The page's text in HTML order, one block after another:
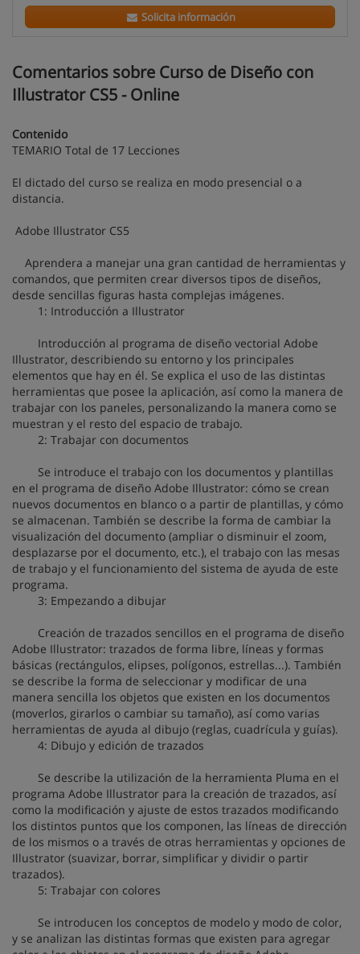
Solicita información
Comentarios sobre Curso de Diseño con
Illustrator CS5 - Online
Contenido
TEMARIO Total de 17 Lecciones
El dictado del curso se realiza en modo presencial o a
distancia.
Adobe Illustrator CS5
Aprendera a manejar una gran cantidad de herramientas y
comandos, que permiten crear diversos tipos de diseños,
desde sencillas figuras hasta complejas imágenes.
1: Introducción a Illustrator
Introducción al programa de diseño vectorial Adobe
Illustrator, describiendo su entorno y los principales
elementos que hay en él. Se explica el uso de las distintas
herramientas que posee la aplicación, así como la manera de
trabajar con los paneles, personalizando la manera como se
muestran y el resto del espacio de trabajo.
2: Trabajar con documentos
Se introduce el trabajo con los documentos y plantillas
en el programa de diseño Adobe Illustrator: cómo se crean
nuevos documentos en blanco o a partir de plantillas, y cómo
se almacenan. También se describe la forma de cambiar la
visualización del documento (ampliar o disminuir el zoom,
desplazarse por el documento, etc.), el trabajo con las mesas
de trabajo y el funcionamiento del sistema de ayuda de este
programa.
3: Empezando a dibujar
Creación de trazados sencillos en el programa de diseño
Adobe Illustrator: trazados de forma libre, líneas y formas
básicas (rectángulos, elipses, polígonos, estrellas...). También
se describe la forma de seleccionar y modificar de una
manera sencilla los objetos que existen en los documentos
(moverlos, girarlos o cambiar su tamaño), así como varias
herramientas de ayuda al dibujo (reglas, cuadrícula y guías).
4: Dibujo y edición de trazados
Se describe la utilización de la herramienta Pluma en el
programa Adobe Illustrator para la creación de trazados, así
como la modificación y ajuste de estos trazados modificando
los distintos puntos que los componen, las líneas de dirección
de los mismos o a través de otras herramientas y opciones de
Illustrator (suavizar, borrar, simplificar y dividir o partir
trazados).
5: Trabajar con colores
Se introducen los conceptos de modelo y modo de color,
y se analizan las distintas formas que existen para agregar